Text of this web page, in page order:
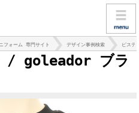
フォーム 専門サイト デザイン事例検索 ピステ
/ goleador ブラ